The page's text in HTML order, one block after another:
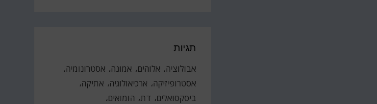
תגיות
אבולוציה אלוהים אמונה
אסטרונומיה
אסטרופיזיקה
ארכיאולוגיה
אתיקה
ביסקסואלים
דת הומואים